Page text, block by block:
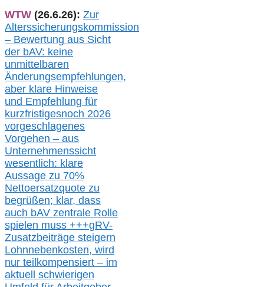
WTW (26.6.26): Zur
Alterssicherungskommission
– Bewertung aus Sicht
der bAV: keine
unmittelbaren
Änderungsempfehlungen,
aber klare Hinweise
und Empfehlung für
kurzfristigesnoch 2026
vorgeschlagenes
Vorgehen – aus
Unternehmenssicht
wesentlich: klare
Aussage zu 70%
Nettoersatzquote zu
begrüßen; klar, dass
auch bAV zentrale Rolle
spielen muss +++gRV-
Zusatzbeiträge steigern
Lohnnebenkosten, wird
nur teilkompensiert – im
aktuell schwierigen